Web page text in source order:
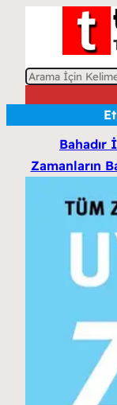
A
Bahadır
Zamanların